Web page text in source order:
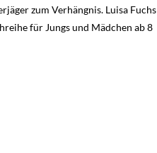
zum Verhängnis. Luisa Fuchs
für Jungs und Mädchen ab 8